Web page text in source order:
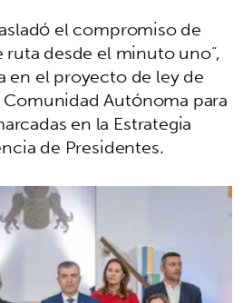
el compromiso de
ruta desde el minuto uno”,
en el proyecto de ley de
Autónoma para
en la Estrategia
de Presidentes.